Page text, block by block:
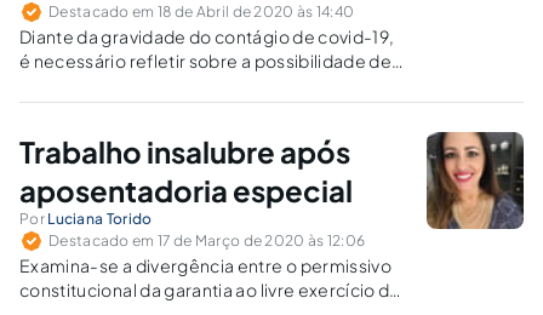
Destacado em 18 de Abril de 2020 às 14:40
Diante da gravidade do contágio de covid-19,
é necessário refletir sobre a possibilidade de
ainda que temporariamente, aos
essenciais.
Trabalho insalubre após
aposentadoria especial
Por Luciana Torido
Destacado em 17 de Março de 2020 às 12:06
Examina-se a divergência entre o permissivo
constitucional da garantia ao livre exercício da